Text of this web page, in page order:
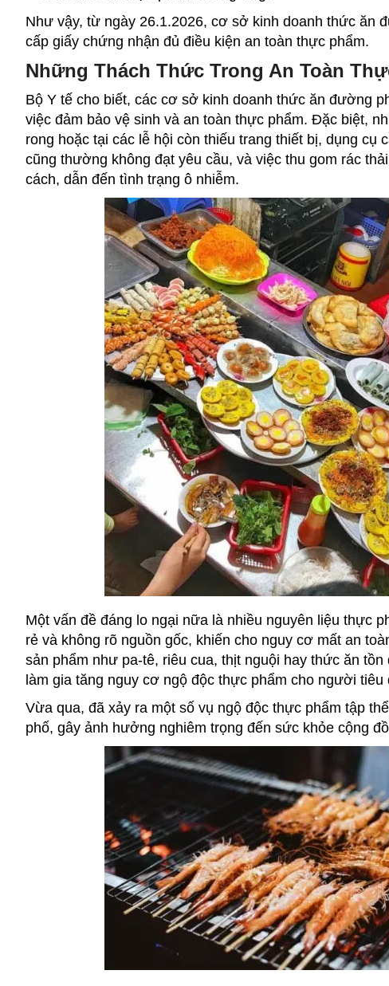
Như vậy, từ ngày 26.1.2026, cơ sở kinh doanh thức ăn
cấp giấy chứng nhận đủ điều kiện an toàn thực phẩm.
Những Thách Thức Trong An Toàn
Bộ Y tế cho biết, các cơ sở kinh doanh thức ăn đường
việc đảm bảo vệ sinh và an toàn thực phẩm. Đặc biệt,
rong hoặc tại các lễ hội còn thiếu trang thiết bị, dụng cụ
cũng thường không đạt yêu cầu, và việc thu gom rác
cách, dẫn đến tình trạng ô nhiễm.
Một vấn đề đáng lo ngại nữa là nhiều nguyên liệu thực
rẻ và không rõ nguồn gốc, khiến cho nguy cơ mất an
sản phẩm như pa-tê, riêu cua, thịt nguội hay thức ăn
làm gia tăng nguy cơ ngộ độc thực phẩm cho người tiêu
Vừa qua, đã xảy ra một số vụ ngộ độc thực phẩm tập
phố, gây ảnh hưởng nghiêm trọng đến sức khỏe cộng